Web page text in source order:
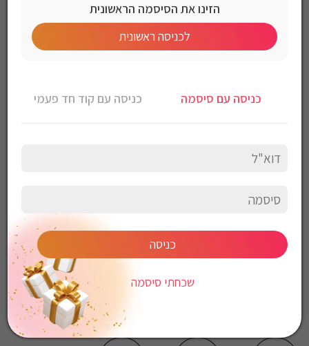
הזינו את הסיסמה הראשונית
לכניסה ראשונית
כניסה עם סיסמה כניסה עם קוד חד פעמי
כניסה
שכחתי סיסמה
מחיר לחברי מועדון
חולצה מכופתרת Gant לגברים גזרת Slim Fit
הרכב בד: 100% כותנה
כביסה עדינה במכונה, 30 מעלות
ללא השריה
לייבש הפוך ובצל
אין לייבש במכונת יבוש